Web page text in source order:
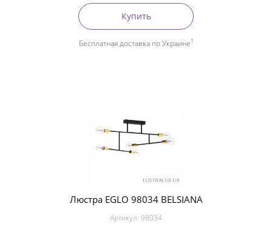
Купить
Бесплатная доставка по Украине1
Люстра EGLO 98034 BELSIANA
Артикул: 98034